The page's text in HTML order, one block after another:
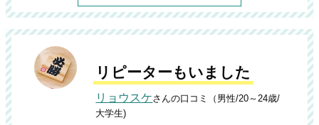
リピーターもいました
リョウスケさんの口コミ（男性/20～24歳/
大学生)